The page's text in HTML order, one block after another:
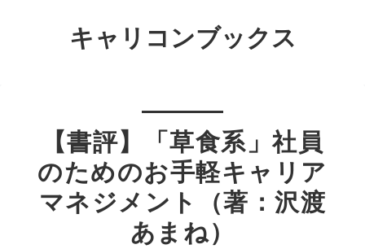
キャリコンブックス
【書評】「草食系」社員
のためのお手軽キャリア
マネジメント（著：沢渡
あまね）